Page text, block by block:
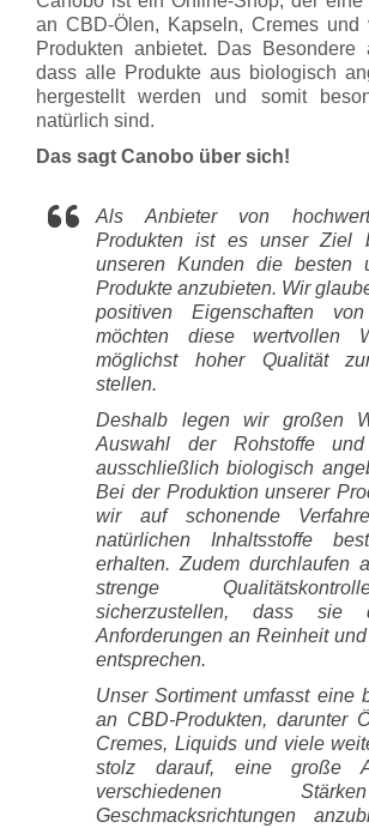
an CBD-Ölen, Kapseln, Cremes und
Produkten anbietet. Das Besondere
dass alle Produkte aus biologisch
hergestellt werden und somit
natürlich sind.
Das sagt Canobo über sich!
Als Anbieter von
Produkten ist es unser Ziel
unseren Kunden die besten
Produkte anzubieten. Wir
positiven Eigenschaften
möchten diese wertvollen
möglichst hoher Qualität
stellen.
Deshalb legen wir großen
Auswahl der Rohstoffe und
ausschließlich biologisch
Bei der Produktion unserer
wir auf schonende
natürlichen Inhaltsstoffe
erhalten. Zudem durchlaufen
strenge
sicherzustellen, dass sie
Anforderungen an Reinheit
entsprechen.
Unser Sortiment umfasst eine
an CBD-Produkten, darunter
Cremes, Liquids und viele
stolz darauf, eine große
verschiedenen
Geschmacksrichtungen